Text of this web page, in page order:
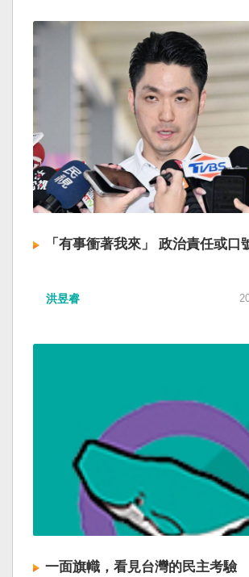
「有事衝著我來」 政治責任或口
洪昱睿
一面旗幟，看見台灣的民主考驗